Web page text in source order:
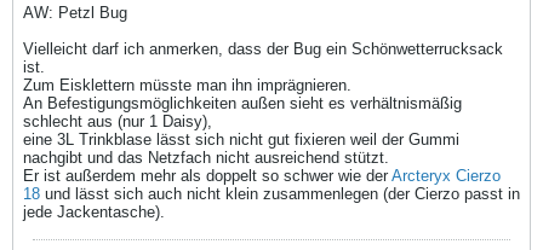
AW: Petzl Bug
Vielleicht darf ich anmerken, dass der Bug ein Schönwetterrucksack
ist.
Zum Eisklettern müsste man ihn imprägnieren.
An Befestigungsmöglichkeiten außen sieht es verhältnismäßig
schlecht aus (nur 1 Daisy),
eine 3L Trinkblase lässt sich nicht gut fixieren weil der Gummi
nachgibt und das Netzfach nicht ausreichend stützt.
Er ist außerdem mehr als doppelt so schwer wie der Arcteryx Cierzo
18 und lässt sich auch nicht klein zusammenlegen (der Cierzo passt in
jede Jackentasche).